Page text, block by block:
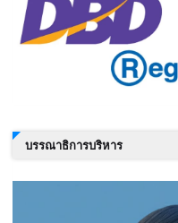
บรรณาธิการบริหาร